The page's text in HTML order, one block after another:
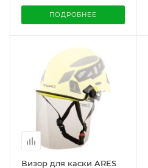
ПОДРОБНЕЕ
Визор для каски ARES